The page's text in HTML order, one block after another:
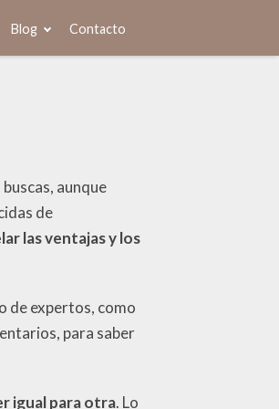
Blog Contacto
aunque
de
las ventajas y los
de expertos, como
para saber
igual para otra. Lo